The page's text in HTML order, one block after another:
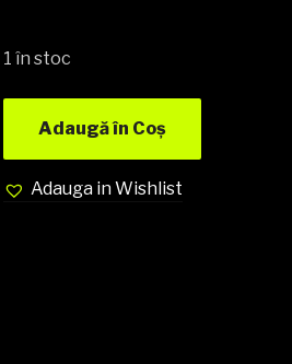
1 în stoc
Adaugă în Coș
Adauga in Wishlist